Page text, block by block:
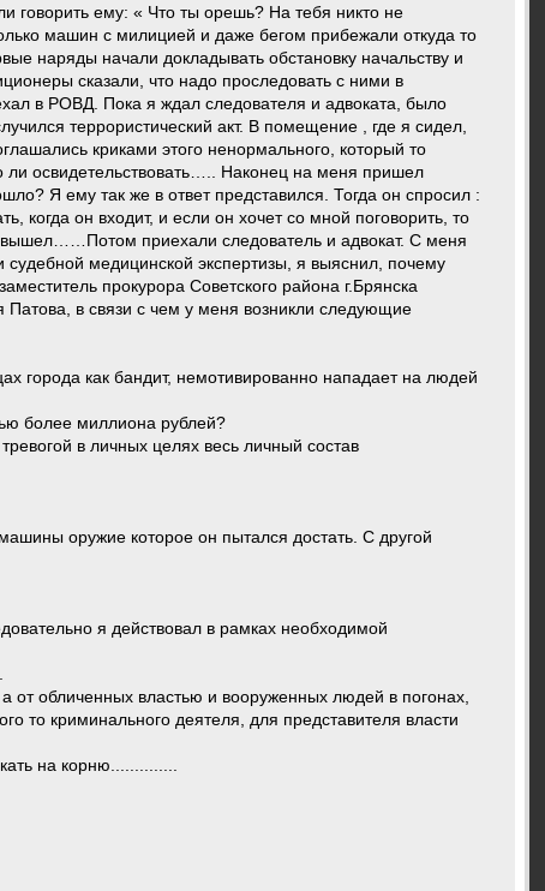
говорить ему: « Что ты орешь? На тебя никто не
машин с милицией и даже бегом прибежали откуда то
наряды начали докладывать обстановку начальству и
сказали, что надо проследовать с ними в
в РОВД. Пока я ждал следователя и адвоката, было
террористический акт. В помещение , где я сидел,
криками этого ненормального, который то
ли освидетельствовать….. Наконец на меня пришел
Я ему так же в ответ представился. Тогда он спросил :
когда он входит, и если он хочет со мной поговорить, то
вышел……Потом приехали следователь и адвокат. С меня
медицинской экспертизы, я выяснил, почему
прокурора Советского района г.Брянска
Патова, в связи с чем у меня возникли следующие
города как бандит, немотивированно нападает на людей
более миллиона рублей?
в личных целях весь личный состав
оружие которое он пытался достать. С другой
я действовал в рамках необходимой
от обличенных властью и вооруженных людей в погонах,
то криминального деятеля, для представителя власти
на корню..............